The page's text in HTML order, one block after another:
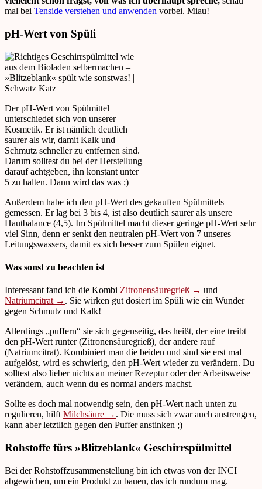
mal bei Tenside verstehen und anwenden vorbei. Miau!
pH-Wert von Spüli
Der pH-Wert von Spülmittel
unterschiedet sich von unserer
Kosmetik. Er ist nämlich deutlich
saurer als wir, damit Kalk und
Schmutz schneller zu entfernen sind.
Darum solltest du bei der Herstellung
darauf achtgeben, ihn konstant unter
5 zu halten. Dann wird das was ;)
Außerdem habe ich den pH-Wert des gekauften Spülmittels
gemessen. Er lag bei 3 bis 4, ist also deutlich saurer als unsere
Hautbalance (4,5). Im Spülmittel macht dieser geringe pH-Wert sehr
viel Sinn, denn er senkt den neutralen pH-Wert von 7 unseres
Leitungswassers, damit es sich besser zum Spülen eignet.
Was sonst zu beachten ist
Interessant fand ich die Kombi Zitronensäuregrieß → und
Natriumcitrat → . Sie wirken gut dosiert im Spüli wie ein Wunder
gegen Schmutz und Kalk!
Allerdings „puffern“ sie sich gegenseitig, das heißt, der eine treibt
den pH-Wert runter (Zitronensäuregrieß), der andere rauf
(Natriumcitrat). Kombiniert man die beiden und sind sie erst mal
aufgelöst, wird es schwierig, den pH-Wert wieder zu verändern. Du
solltest also lieber nichts an meiner Rezeptur oder der Arbeitsweise
verändern, auch wenn du es normal anders machst.
Sollte es doch mal notwendig sein, den pH-Wert nach unten zu
regulieren, hilft Milchsäure → . Die muss sich zwar auch anstrengen,
kann aber letztlich gegen den Puffer anstinken ;)
Rohstoffe fürs »Blitzeblank« Geschirrspülmittel
Bei der Rohstoffzusammenstellung bin ich etwas von der INCI
abgewichen, um ein Produkt zu bauen, das ich rundum mag.